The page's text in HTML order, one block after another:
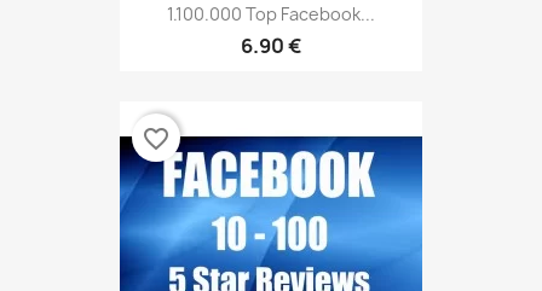
1.100.000 Top Facebook...
6.90 €
favorite_border